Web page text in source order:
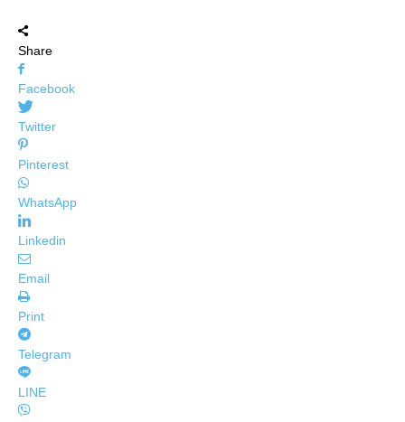
Share
Facebook
Twitter
Pinterest
WhatsApp
Linkedin
Email
Print
Telegram
LINE